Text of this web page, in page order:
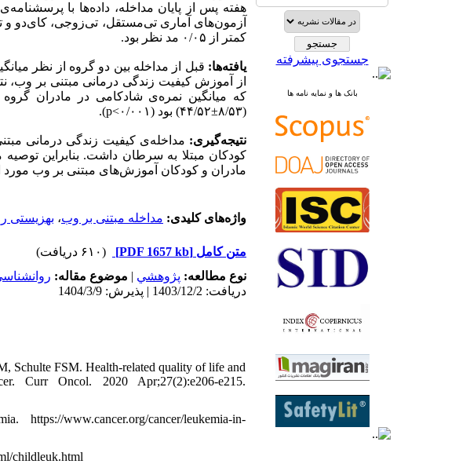
جستجوی پیشرفته
بانک ها و نمایه نامه ها
آزمون‌های آماری تی‌مستقل، تی‌زوجی، کای‌دو و
کمتر از ۰/۰۵ مد نظر بود.
یافته‌ها:
از آموزش کیفیت زندگی درمانی مبتنی بر وب،
(۸/۵۳±۴۴/۵۲) بود (۰/۰۰۱>p).
نتیجه‌گیری: مداخله‌ی کیفیت زندگی درمانی
کودکان مبتلا به سرطان داشت. بنابراین
مادران و کودکان آموزش‌های مبتنی بر وب مورد
واژه‌های کلیدی: مداخله مبتنی بر وب، بهزیستی
متن کامل [PDF 1657 kb]
(۶۱۰ دریافت)
نوع مطالعه: پژوهشي | موضوع مقاله:
دریافت: 1403/12/2 | پذیرش: 1404/3/9
Schulte FSM. Health-related quality of life and
Curr Oncol. 2020 Apr;27(2):e206-e215.
www.cancer.org/cancer/leukemia-in-
childleuk.html